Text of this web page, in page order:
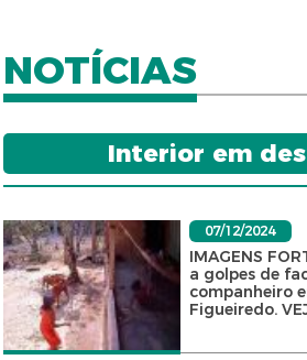
NOTÍCIAS
Interior em
07/12/2024
IMAGENS
a golpes de
companheiro
Figueiredo.